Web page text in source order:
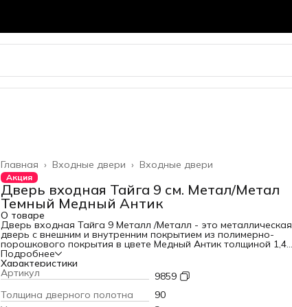
Входные двери
Входные двери ›
Главная ›
Акция
Дверь входная Тайга 9 см. Метал/Метал
Темный Медный Антик
О товаре
Дверь входная Тайга 9 Металл /Металл - это металлическая
дверь с внешним и внутренним покрытием из полимерно-
порошкового покрытия в цвете Медный Антик толщиной 1,4
мм. Толщина дверного полотна 90 мм. Наполнение из
минеральной плиты плотностью 70 кг/м3, с 3-мя контурами
уплотнителя из вспененной резины. Замки Zirh Kilit (аналог
Kale)с наивысшим классом взломостойкости, с цилиндровым и
сувальдным дополнительным защитным механизмом от
высверливания, с 2-мя пластинами из высоколегированной
Подробнее
Характеристики
Артикул
9859
Толщина дверного полотна
90